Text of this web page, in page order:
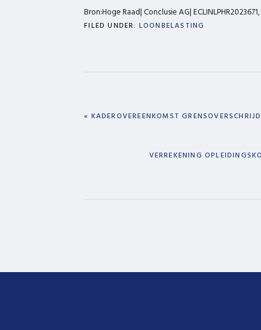
Bron:Hoge Raad| Conclusie AG|
FILED UNDER: LOONBELASTING
PREVIOUS
« KADEROVEREENKOMST
NEXT
VERREKENING